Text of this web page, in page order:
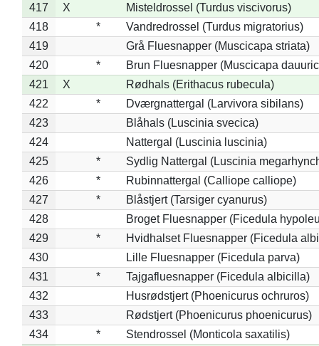
417
X
Misteldrossel (Turdus viscivorus)
418
*
Vandredrossel (Turdus migratorius)
419
Grå Fluesnapper (Muscicapa striata)
420
*
Brun Fluesnapper (Muscicapa
421
X
Rødhals (Erithacus rubecula)
422
*
Dværgnattergal (Larvivora sibilans)
423
Blåhals (Luscinia svecica)
424
Nattergal (Luscinia luscinia)
425
*
Sydlig Nattergal (Luscinia
426
*
Rubinnattergal (Calliope calliope)
427
*
Blåstjert (Tarsiger cyanurus)
428
Broget Fluesnapper (Ficedula
429
*
Hvidhalset Fluesnapper (Ficedula
430
Lille Fluesnapper (Ficedula parva)
431
*
Tajgafluesnapper (Ficedula albicilla)
432
Husrødstjert (Phoenicurus ochruros)
433
Rødstjert (Phoenicurus phoenicurus)
434
*
Stendrossel (Monticola saxatilis)